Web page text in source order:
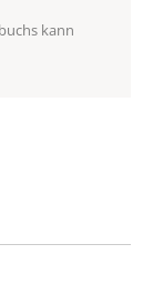
kann